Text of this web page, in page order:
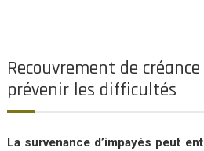
Recouvrement de
prévenir les difficultés
La survenance d’impayés peut